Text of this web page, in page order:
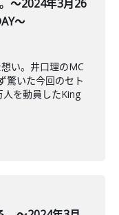
～2024年3月26
～
い。井口理のMC
驚いた今回のセト
人を動員したKing